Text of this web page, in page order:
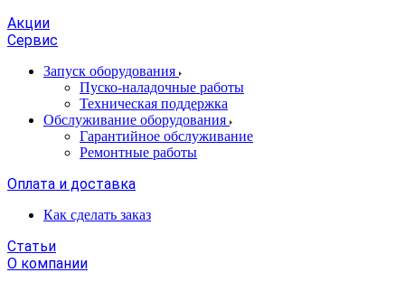
Акции
Сервис
Запуск оборудования
Пуско-наладочные работы
Техническая поддержка
Обслуживание оборудования
Гарантийное обслуживание
Ремонтные работы
Оплата и доставка
Как сделать заказ
Статьи
О компании